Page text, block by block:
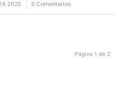
2025 0 Comentarios
Página 1 de 2